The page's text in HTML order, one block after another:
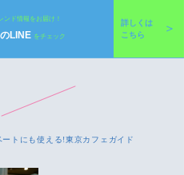
ンド情報をお届け！
LINE をチェック
詳しくは
こちら
トにも使える!東京カフェガイド